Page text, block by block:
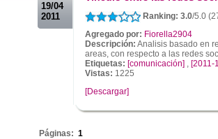
19/04
2011
Ranking: 3.0/5.0
Agregado por: Fiorella2904
Descripción: Analisis basado en
areas, con respecto a las redes
Etiquetas: [comunicación]
[2011-
Vistas: 1225
[Descargar]
Páginas: 1